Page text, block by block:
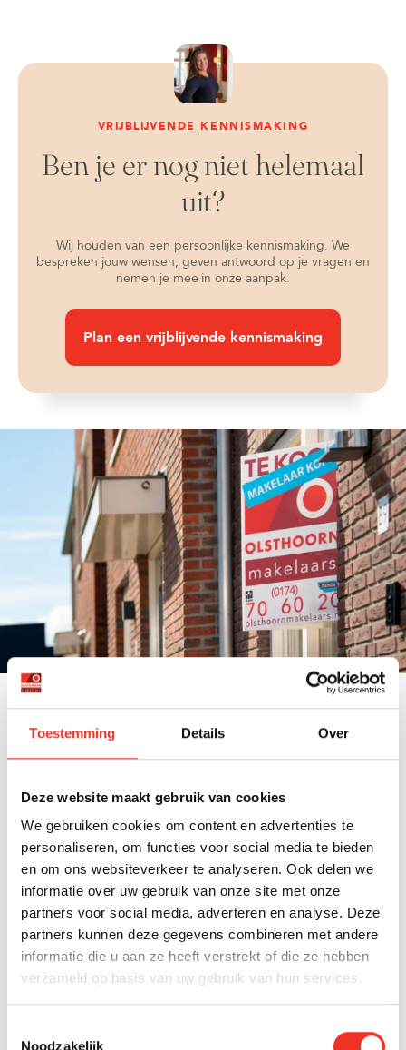
Toestemming Details Over
Deze website maakt gebruik van cookies
We gebruiken cookies om content en advertenties te
personaliseren, om functies voor social media te bieden
en om ons websiteverkeer te analyseren. Ook delen we
informatie over uw gebruik van onze site met onze
partners voor social media, adverteren en analyse. Deze
partners kunnen deze gegevens combineren met andere
informatie die u aan ze heeft verstrekt of die ze hebben
verzameld op basis van uw gebruik van hun services.
Noodzakelijk
VRIJBLIJVENDE KENNISMAKING
Ben je er nog niet helemaal
uit?
Wij houden van een persoonlijke kennismaking. We
bespreken jouw wensen, geven antwoord op je vragen en
nemen je mee in onze aanpak.
Plan een vrijblijvende kennismaking
Waarom kiezen voor Olsthoorn
Makelaars als aankoopmakelaar in
Wij ontzorgen jou over het gehele aankooptraject.
Wij zijn een aankoopmakelaar die Rijswijk en
omgeving heel goed kent.
Ervaren aankoopmakelaar met antwoord op al je
vragen.
Een zakelijke aanpak: wij zien wat je zelf niet ziet.